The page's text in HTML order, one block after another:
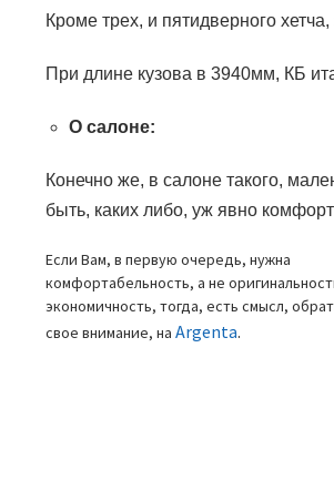
Кроме трех, и пятидверного
При длине кузова в 3940мм, КБ
О салоне:
Конечно же, в салоне такого,
быть, каких либо, уж явно
Если Вам, в первую очередь, нужна
комфортабельность, а не
экономичность, тогда, есть смысл,
свое внимание, наArgenta.